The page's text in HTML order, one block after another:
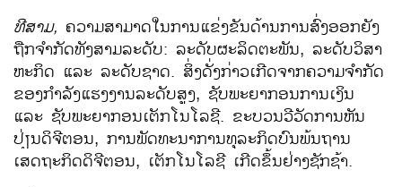
ທີ​ສາມ, ຄວາ​ມສາມາດ​ໃນ​ການແຂ່ງຂັນ​ດ້ານ​ການ​ສົ່ງ​ອອກຍັງ​
ຖືກ​ຈຳກັດທັງ​ສາມ​ລະ​ດັບ​: ລະດັບ​ຜະລິດ​ຕະພັນ, ລະດັບ​ວິ​ສາ​
ຫະກິດ ​ແລະ ລະດັບ​ຊາດ. ສິ່ງ​ດັ່ງກ່າວ​ເກີດຈາກ​ຄວາມຈຳກັດ
ຂອງ​ກຳລັງ​ແຮງ​ງານ​ລະດັບ​ສູງ, ຊັບ​ພະ​ຍາ​ກອນ​ການ​ເງິນ​
ແລະ ​ຊັບ​ພະ​ຍາ​ກອນ​ເຕັກ​ໂນ​ໂລ​ຊີ​. ຂະ​ບວນວີ​ວັດ​ການ​ຫັນ
ປ່ຽນ​ດິຈີ​ຕອນ, ການ​ພັດທະນາ​ການ​ທຸລະ​ກິດ​ບົນ​ພ້ນຖານ​
ເສດຖະກິດ​ດິຈີ​ຕອນ, ​ເຕັກ​ໂນ​ໂລຊີ ​ເກີດ​ຂຶ້ນ​ຢ່າງ​ຊັກ​ຊ້າ.